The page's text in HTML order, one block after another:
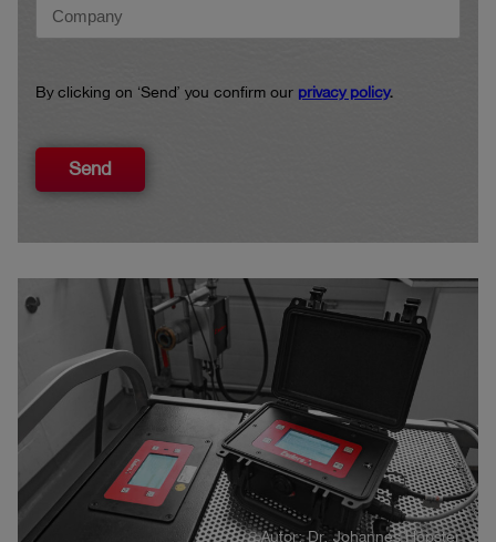
By clicking on ‘Send’ you confirm our privacy policy.
Send
Autor: Dr. Johannes Hopster